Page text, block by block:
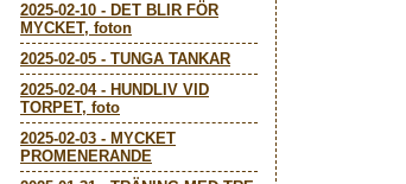
2025-02-10 - DET BLIR FÖR
MYCKET, foton
2025-02-05 - TUNGA TANKAR
2025-02-04- HUNDLIV VID
TORPET, foto
2025-02-03 - MYCKET
PROMENERANDE